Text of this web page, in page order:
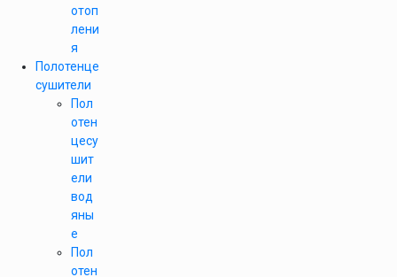
отоп
лени
я
Полотенце
сушители
Пол
отен
цесу
шит
ели
вод
яны
е
Пол
отен